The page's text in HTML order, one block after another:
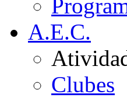
A.E.C.
Clubes